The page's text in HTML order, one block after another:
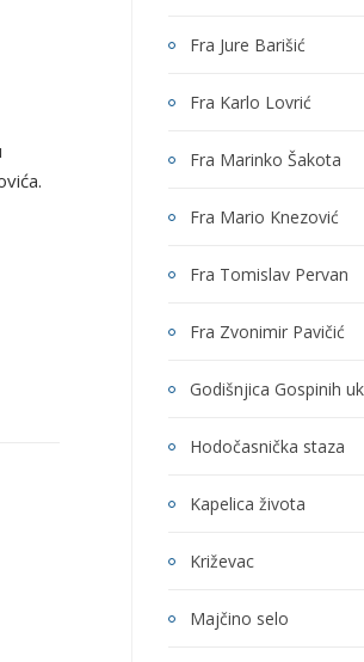
Fra Jure Barišić
Fra Karlo Lovrić
Fra Marinko Šakota
Fra Mario Knezović
Fra Tomislav Pervan
Fra Zvonimir Pavičić
Godišnjica Gospinih
Hodočasnička staza
Kapelica života
Križevac
Majčino selo